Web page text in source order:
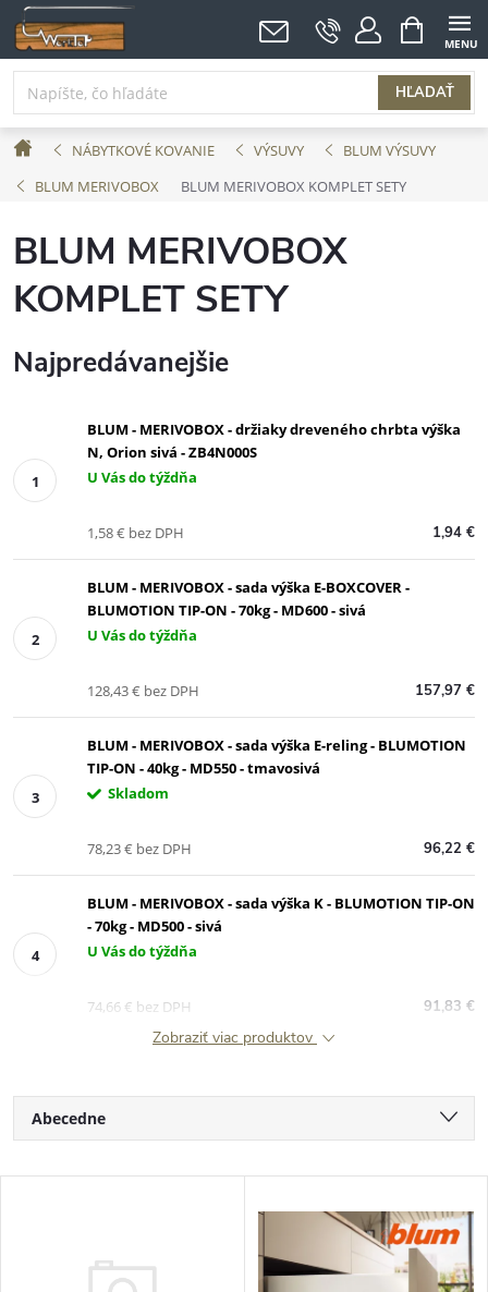
Prejsť
na
obsah
HĽADAŤ
NÁKUPNÝ
KOŠÍK
DomovNÁBYTKOVÉ KOVANIE VÝSUVY
BLUM VÝSUVY
BLUM MERIVOBOX
BLUM MERIVOBOX KOMPLET SETY
BLUM MERIVOBOX
KOMPLET SETY
Najpredávanejšie
BLUM - MERIVOBOX - držiaky dreveného chrbta výška
N, Orion sivá - ZB4N000S
U Vás do týždňa
1,94 €
1,58 € bez DPH
BLUM - MERIVOBOX - sada výška E-BOXCOVER -
BLUMOTION TIP-ON - 70kg - MD600 - sivá
U Vás do týždňa
157,97 €
128,43 € bez DPH
BLUM - MERIVOBOX - sada výška E-reling - BLUMOTION
TIP-ON - 40kg - MD550 - tmavosivá
Skladom
96,22 €
78,23 € bez DPH
BLUM - MERIVOBOX - sada výška K - BLUMOTION TIP-ON
- 70kg - MD500 - sivá
U Vás do týždňa
91,83 €
74,66 € bez DPH
Zobraziť viac produktov
R
a
Abecedne